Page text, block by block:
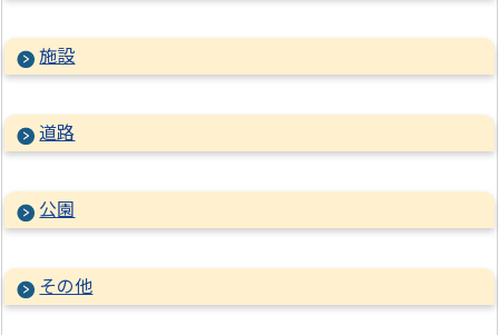
施設
道路
公園
その他